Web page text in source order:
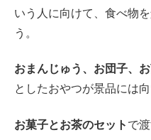
いう人に向けて、食べ物
う。
おまんじゅう、お団子、
としたおやつが景品には向
お菓子とお茶のセット で